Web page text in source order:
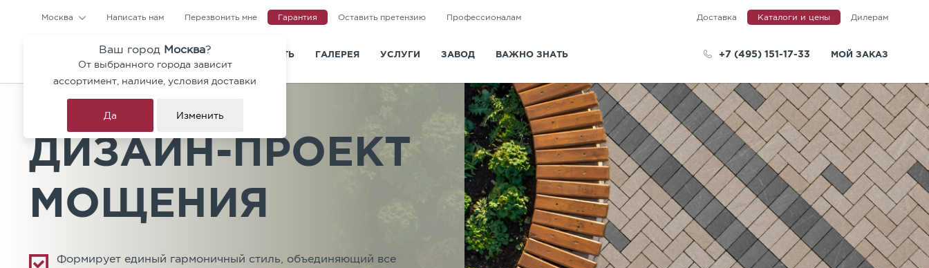
Ваш город Москва?
От выбранного города зависит
ассортимент, наличие, условия доставки
Да Изменить
Москва Написать нам Перезвонить мне Гарантия Оставить претензию Профессионалам Доставка Каталоги и цены Дилерам
КАТАЛОГ
Тротуарная плитка и ступени
Коллекция Гранит Премиум
Брусчатка
Архитектурные блоки
ГДЕ КУПИТЬ ГАЛЕРЕЯ УСЛУГИ
Ландшафтная архитектура
Дизайн-проект мощения
ЗАВОД
Новости
Сертификаты
Отзывы
Политика конфиденциальности
Контакты
Санкт-Петербург
ВАЖНО ЗНАТЬ
Вопросы и ответы
Информация для покупателей
Видео
ГОСТ и СТО
+7 (495) 151-17-33 МОЙ ЗАКАЗ
ДИЗАЙН-ПРОЕКТ
МОЩЕНИЯ
Формирует единый гармоничный стиль, объединяющий все